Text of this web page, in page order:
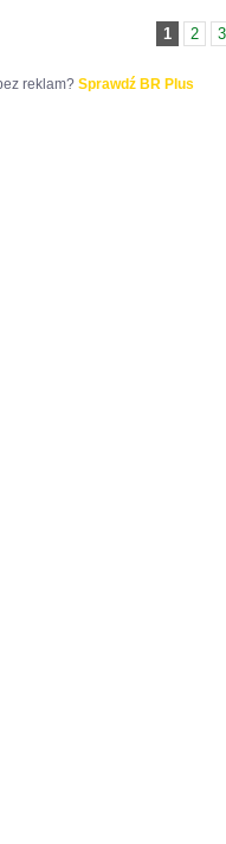
1 2 3
reklam? Sprawdź BR Plus